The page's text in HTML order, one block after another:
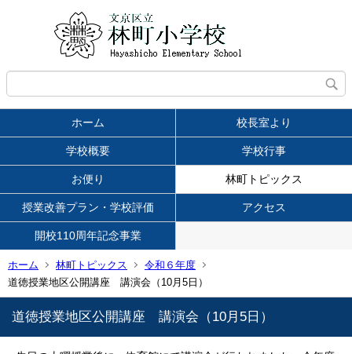
ホーム 校長室より
学校概要 学校行事
お便り 林町トピックス
授業改善プラン・学校評価 アクセス
開校110周年記念事業
ホーム 林町トピックス
令和６年度
道徳授業地区公開講座 講演会（10月5日）
道徳授業地区公開講座 講演会（10月5日）